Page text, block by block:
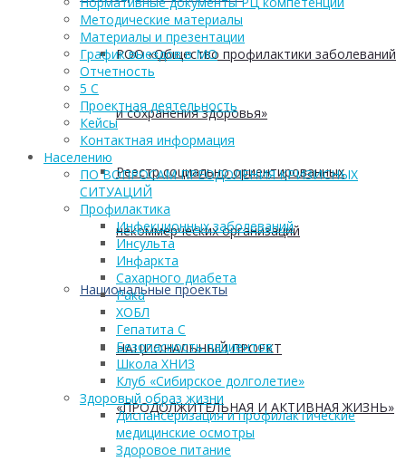
РОО «Общество профилактики заболеваний
и сохранения здоровья»
Реестр социально ориентированных
некоммерческих организаций
Национальные проекты
НАЦИОНАЛЬНЫЙ ПРОЕКТ
«ПРОДОЛЖИТЕЛЬНАЯ И АКТИВНАЯ ЖИЗНЬ»
Методические материалы
Материалы и презентации
График выездов в МО
Отчетность
5 С
Проектная деятельность
Кейсы
Контактная информация
Населению
ПО ВОПРОСАМ ПРЕОДОЛЕНИЯ КРИЗИСНЫХ
СИТУАЦИЙ
Профилактика
Инфекционных заболеваний
Инсульта
Инфаркта
Сахарного диабета
Рака
ХОБЛ
Гепатита С
Безопасность пациентов
Школа ХНИЗ
Клуб «Сибирское долголетие»
Здоровый образ жизни
Диспансеризация и профилактические
медицинские осмотры
Здоровое питание